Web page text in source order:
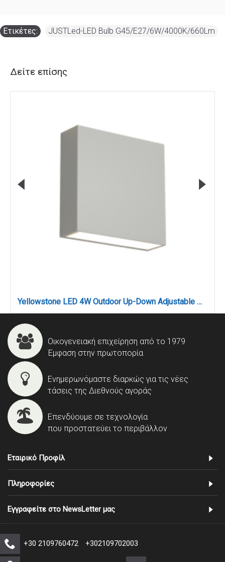
Ετικέτες: JUSTLed-LED Bulb G45/E27/6W/4000K/660Lm
Δείτε επίσης
Yellowstone LED 4W Outdoor Up-Down Adjustable Wall Lamp White D:12cmx12cm (80200921)
Οικογενειακή επιχείρηση από το 1979
Έμφαση στην πρωτοπορία
Ενημερωνόμαστε διαρκώς για τις νέες
τάσεις της Διεθνούς αγοράς
Επενδύουμε σε τεχνολογία
που προστατεύει το περιβάλλον
Εταιρικό Προφίλ
Πληροφορίες
Εγγραφείτε στο NewsLetter μας
+30 2109760472 +302109702003